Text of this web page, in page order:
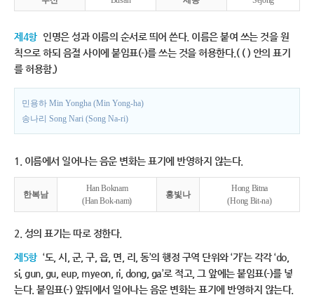
제4항 인명은 성과 이름의 순서로 띄어 쓴다. 이름은 붙여 쓰는 것을 원
칙으로 하되 음절 사이에 붙임표(-)를 쓰는 것을 허용한다.( ( ) 안의 표기
를 허용함.)
민용하 Min Yongha (Min Yong-ha)
송나리 Song Nari (Song Na-ri)
1. 이름에서 일어나는 음운 변화는 표기에 반영하지 않는다.
한복남
Han Boknam
(Han Bok-nam)
홍빛나
Hong Bitna
(Hong Bit-na)
2. 성의 표기는 따로 정한다.
제5항 ‘도, 시, 군, 구, 읍, 면, 리, 동’의 행정 구역 단위와 ‘가’는 각각 ‘do,
si, gun, gu, eup, myeon, ri, dong, ga’로 적고, 그 앞에는 붙임표(-)를 넣
는다. 붙임표(-) 앞뒤에서 일어나는 음운 변화는 표기에 반영하지 않는다.